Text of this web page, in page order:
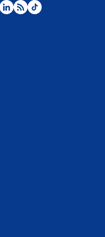
de Abelardo De La Espriella